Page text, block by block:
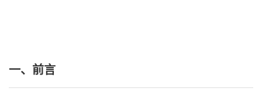
一、前言